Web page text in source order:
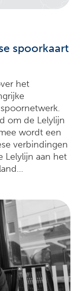
spoorkaart
het
om de Lelylijn
wordt een
verbindingen
Lelylijn aan het